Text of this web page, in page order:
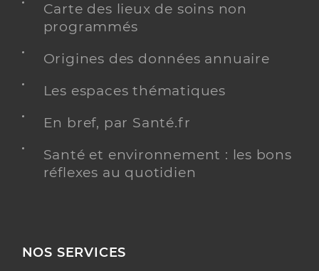
Carte des lieux de soins non
programmés
Origines des données annuaire
Les espaces thématiques
En bref, par Santé.fr
Santé et environnement : les bons
réflexes au quotidien
NOS SERVICES